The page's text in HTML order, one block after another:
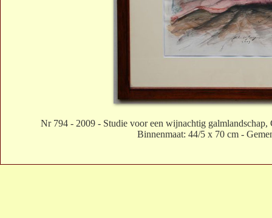
Nr 794 - 2009 - Studie voor een wijnachtig
Binnenmaat: 44/5 x 70 cm -